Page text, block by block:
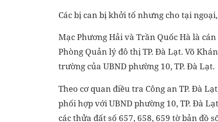
Các bị can bị khởi tố nhưng cho tại
Mạc Phương Hải và Trần Quốc Hà là
Phòng Quản lý đô thị TP. Đà Lạt. Võ
trường của UBND phường 10, TP. Đà Lạt.
Theo cơ quan điều tra Công an TP. Đà
phối hợp với UBND phường 10, TP. Đà
các thửa đất số 657, 658, 659 tờ bản đồ